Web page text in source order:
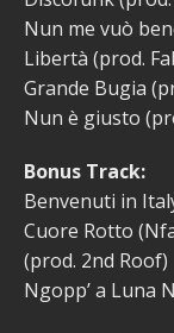
Nun me vuò
Libertà (prod.
Grande Bugia
Nun è giusto
Bonus Track:
Benvenuti in
Cuore Rotto
(prod. 2nd Roof)
Ngopp’ a Luna